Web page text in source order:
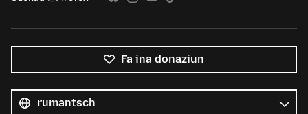
Fa ina donaziun
las
linguas
Lingua